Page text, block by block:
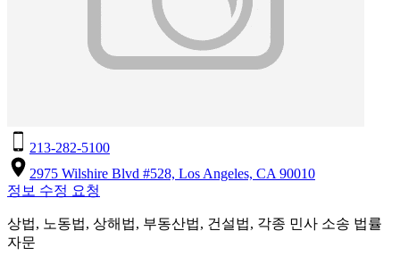
213-282-5100
2975 Wilshire Blvd #528, Los Angeles, CA 90010
정보 수정 요청
상법, 노동법, 상해법, 부동산법, 건설법, 각종 민사 소송 법률
자문